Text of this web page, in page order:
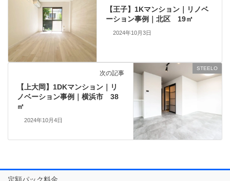
【王子】1Kマンション｜リノベ
ーション事例｜北区 19㎡
2024年10月3日
STEELO
次の記事
【上大岡】1DKマンション｜リ
ノベーション事例｜横浜市 38
㎡
2024年10月4日